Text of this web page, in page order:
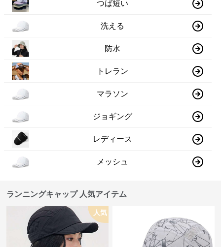
つば短い
洗える
防水
トレラン
マラソン
ジョギング
レディース
メッシュ
ランニングキャップ 人気アイテム
人気